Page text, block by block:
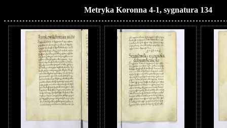
Metryka Koronna 4-1, sygnatura 134